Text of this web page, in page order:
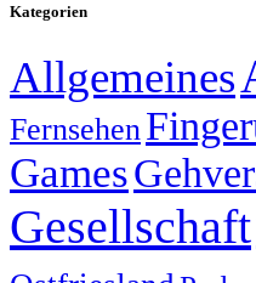
Kategorien
Allgemeines
Fernsehen
Games
Gesellschaft